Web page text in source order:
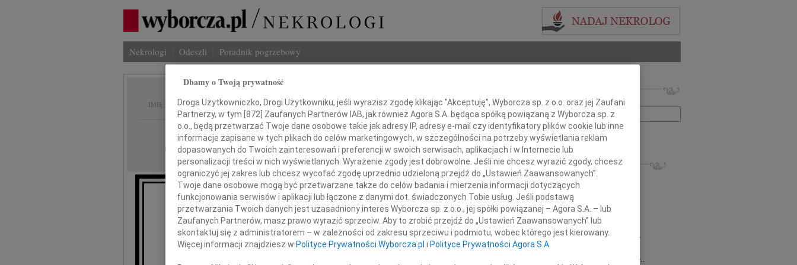
Nekrologi Odeszli Poradnik pogrzebowy
IMIĘ I NAZWISKO: Tadeusz Leon Piaskowski
REGION: Gdańsk
DATA EMISJI: 09.01.2026
Z ogromnym smutkiem
przyjęliśmy wiadomość o śmierci
Imię i nazwisko lub numer ogłoszenia:
+ szukanie zaawansowane
INNE NEKROLOGI
06.08.2026Gdańsk
Drogi Piotrze Koleżanki i Koledzy z firmy...
05.08.2026Gdańsk
Nasze Koleżance Renacie Sęk w trudnych...
04.08.2026Gdańsk
Panu Piotrowi Widzowi Radnemu Sejmiku...
Zofia Mazurek
Naszej Koleżance Beacie Rumińskiej wyrazy...
Dbamy o Twoją prywatność
Droga Użytkowniczko, Drogi Użytkowniku, jeśli wyrazisz zgodę klikając "Akceptuję", Wyborcza sp. z o.o. oraz jej Zaufani
Partnerzy, w tym [ 872 ] Zaufanych Partnerów IAB, jak również Agora S.A. będąca spółką powiązaną z Wyborcza sp. z
o.o., będą przetwarzać Twoje dane osobowe takie jak adresy IP, adresy e-mail czy identyfikatory plików cookie lub inne
informacje zapisane w tych plikach do celów marketingowych, w szczególności na potrzeby wyświetlania reklam
dopasowanych do Twoich zainteresowań i preferencji w swoich serwisach, aplikacjach i w Internecie lub
personalizacji treści w nich wyświetlanych. Wyrażenie zgody jest dobrowolne. Jeśli nie chcesz wyrazić zgody, chcesz
ograniczyć jej zakres lub chcesz wycofać zgodę uprzednio udzieloną przejdź do „Ustawień Zaawansowanych”.
Twoje dane osobowe mogą być przetwarzane także do celów badania i mierzenia informacji dotyczących
funkcjonowania serwisów i aplikacji lub łączone z danymi dot. świadczonych Tobie usług. Jeśli podstawą
przetwarzania Twoich danych jest uzasadniony interes Wyborcza sp. z o.o., jej spółki powiązanej – Agora S.A. – lub
Zaufanych Partnerów, masz prawo wyrazić sprzeciw. Aby to zrobić przejdź do „Ustawień Zaawansowanych” lub
skontaktuj się z administratorem – w zależności od zakresu sprzeciwu i podmiotu, wobec którego jest kierowany.
Więcej informacji znajdziesz w Polityce Prywatności Wyborcza.pl i Polityce Prywatności Agora S.A.